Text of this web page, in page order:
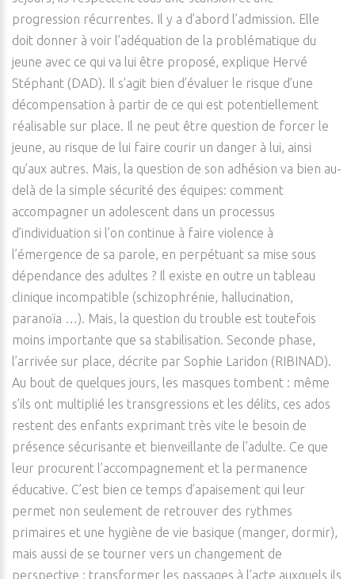
progression récurrentes. Il y a d’abord l’admission. Elle
doit donner à voir l’adéquation de la problématique du
jeune avec ce qui va lui être proposé, explique Hervé
Stéphant (DAD). Il s’agit bien d’évaluer le risque d’une
décompensation à partir de ce qui est potentiellement
réalisable sur place. Il ne peut être question de forcer le
jeune, au risque de lui faire courir un danger à lui, ainsi
qu’aux autres. Mais, la question de son adhésion va bien au-
delà de la simple sécurité des équipes: comment
accompagner un adolescent dans un processus
d’individuation si l’on continue à faire violence à
l’émergence de sa parole, en perpétuant sa mise sous
dépendance des adultes ? Il existe en outre un tableau
clinique incompatible (schizophrénie, hallucination,
paranoïa …). Mais, la question du trouble est toutefois
moins importante que sa stabilisation. Seconde phase,
l’arrivée sur place, décrite par Sophie Laridon (RIBINAD).
Au bout de quelques jours, les masques tombent : même
s’ils ont multiplié les transgressions et les délits, ces ados
restent des enfants exprimant très vite le besoin de
présence sécurisante et bienveillante de l’adulte. Ce que
leur procurent l’accompagnement et la permanence
éducative. C’est bien ce temps d’apaisement qui leur
permet non seulement de retrouver des rythmes
primaires et une hygiène de vie basique (manger, dormir),
mais aussi de se tourner vers un changement de
perspective : transformer les passages à l’acte auxquels ils